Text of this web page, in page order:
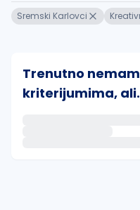
Sremski Karlovci
Trenutno
kriterijumima,